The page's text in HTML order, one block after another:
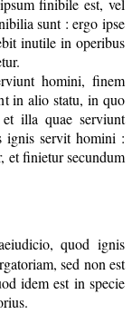
finibile est, vel
sunt : ergo ipse
inutile in operibus
homini, finem
in alio statu, in quo
illa quae serviunt
ignis servit homini :
et finietur secundum
quod ignis
sed non est
idem est in specie